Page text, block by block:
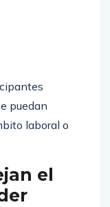
puedan
laboral o
el